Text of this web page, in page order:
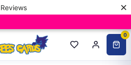
Reviews ×
0